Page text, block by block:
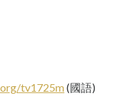
tv1725m(國語)